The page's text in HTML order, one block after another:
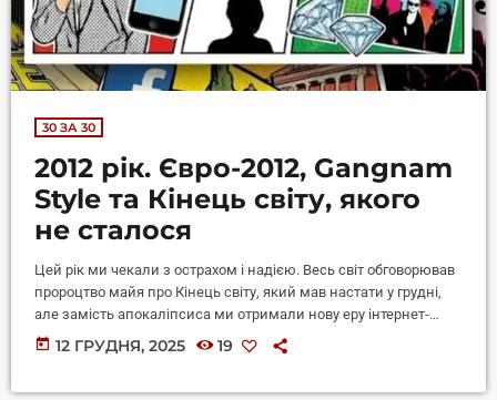
30 ЗА 30
2012 рік. Євро-2012, Gangnam
Style та Кінець світу, якого
не сталося
Цей рік ми чекали з острахом і надією. Весь світ обговорював
пророцтво майя про Кінець світу, який мав настати у грудні,
але замість апокаліпсиса ми отримали нову еру інтернет-
мемів. Для України це був рік великого футболу — ми разом із
Польщею приймали Євро-2012, і вся країна жила в ритмі
today 12 ГРУДНЯ, 2025 19